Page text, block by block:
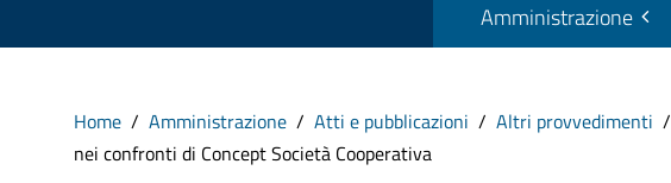
Amministrazione
Home Amministrazione Atti e pubblicazioni Altri provvedimenti
nei confronti di Concept Società Cooperativa